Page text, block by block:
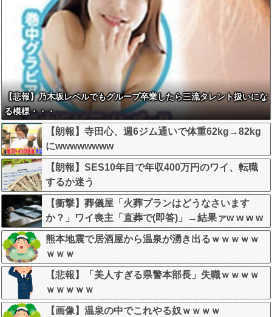
【悲報】乃木坂レベルでもグループ卒業したら三流タレント扱いにな
る模様・・・
【朗報】寺田心、週6ジム通いで体重62kg→82kg
にwwwwwwww
【朗報】SES10年目で年収400万円のワイ、転職
するか迷う
【衝撃】葬儀屋「火葬プランはどうなさいます
か？」ワイ喪主「直葬で(即答)」→結果ァw w w w
w w w w w w
熊本地震で居酒屋から温泉が湧き出るｗｗｗｗｗ
ｗｗｗ
【悲報】「美人すぎる県警本部長」失職ｗｗｗｗ
ｗｗｗｗｗ
【画像】温泉の中でこれやる奴ｗｗｗｗ